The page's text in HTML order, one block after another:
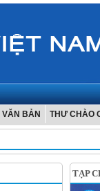
VĂN BẢN THƯ CHÀO
TẠP